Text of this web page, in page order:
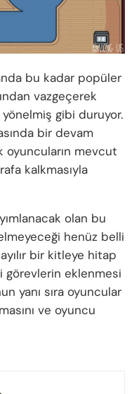
bu kadar popüler
vazgeçerek
gibi duruyor.
bir devam
oyuncuların mevcut
kalkmasıyla
olan bu
henüz belli
bir kitleye hitap
eklenmesi
yanı sıra oyuncular
ve oyuncu